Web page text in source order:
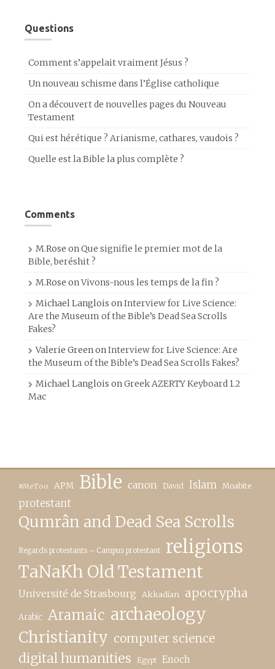
Questions
Comment s’appelait vraiment Jésus ?
Un nouveau schisme dans l’Église catholique
On a découvert de nouvelles pages du Nouveau
Testament
Qui est hérétique ? Arianisme, cathares, vaudois ?
Quelle est la Bible la plus complète ?
Comments
M.Rose onQue signifie le premier mot de la
Bible, beréshit ?
M.Rose onVivons-nous les temps de la fin ?
Michael Langlois onInterview for Live Science:
Are the Museum of the Bible’s Dead Sea Scrolls
Fakes?
Valerie GreenonInterview for Live Science: Are
the Museum of the Bible’s Dead Sea Scrolls Fakes?
Michael Langlois onGreek AZERTY Keyboard 1.2
Mac
#MeToo APM Bible canon David Islam Moabite
protestant
Qumrân and Dead Sea Scrolls
Regards protestants – Campus protestant religions
TaNaKh Old Testament
Université de Strasbourg Akkadian apocrypha
Arabic Aramaic archaeology
Christianity computer science
digital humanities Egypt Enoch